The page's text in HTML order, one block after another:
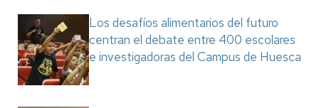
Los desafíos alimentarios del futuro
centran el debate entre 400 escolares
e investigadoras del Campus de Huesca